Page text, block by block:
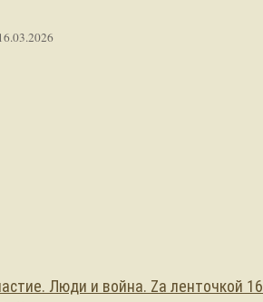
16.03.2026
Люди и война. Zа ленточкой